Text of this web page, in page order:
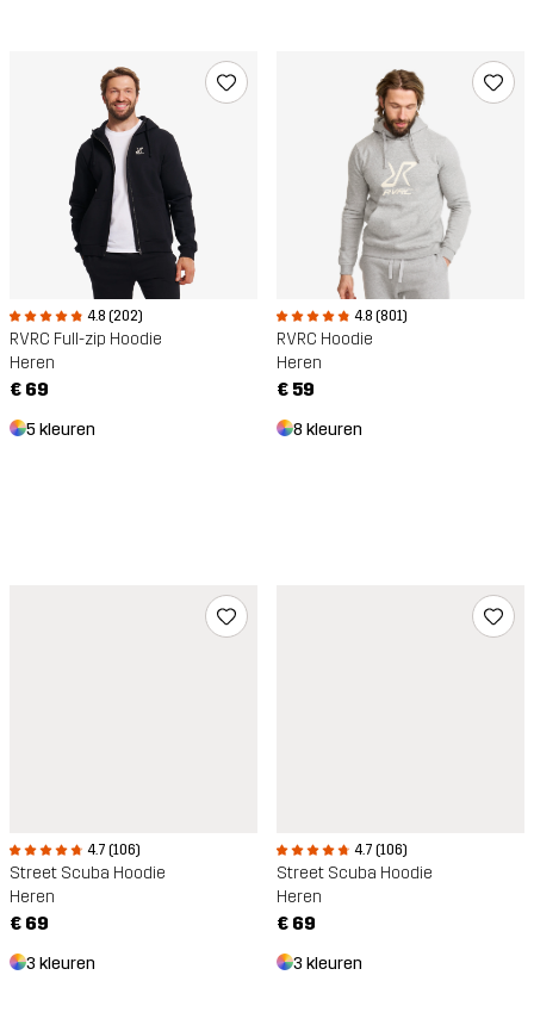
4.8 (202)
RVRC Full-zip Hoodie
Heren
€ 69
5 kleuren
4.8 (801)
RVRC Hoodie
Heren
€ 59
8 kleuren
4.7 (106)
Street Scuba Hoodie
Heren
€ 69
3 kleuren
4.7 (106)
Street Scuba Hoodie
Heren
€ 69
3 kleuren